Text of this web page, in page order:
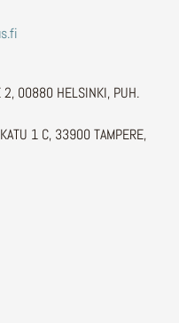
2, 00880 HELSINKI, PUH.
1 C, 33900 TAMPERE,